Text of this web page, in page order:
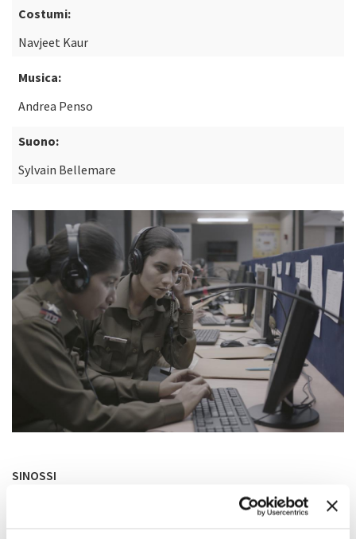
Costumi:
Navjeet Kaur
Musica:
Andrea Penso
Suono:
Sylvain Bellemare
SINOSSI
Soni, una giovane poliziotta di Delhi, e la sua sovrintendente
Kalpana sono unite nella lotta alla crescente ondata di